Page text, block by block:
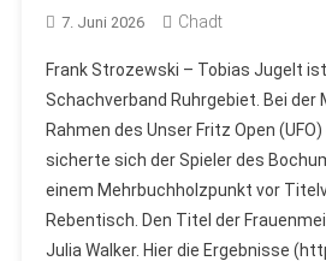
7. Juni 2026 Chadt
Frank Strozewski – Tobias Jugelt
Schachverband Ruhrgebiet. Bei
Rahmen des Unser Fritz Open
sicherte sich der Spieler des
einem Mehrbuchholzpunkt vor
Rebentisch. Den Titel der
Julia Walker. Hier die Ergebnisse